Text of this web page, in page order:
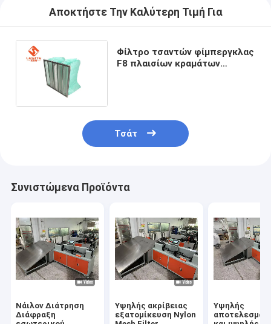
Σπίτι
Προϊόντα
Βίντεο
Αποκτήστε Την Καλύτερη Τιμή Για
Φίλτρο τσαντών φίμπεργκλας
F8 πλαισίων κραμάτων
Τσάτ
Συνιστώμενα Προϊόντα
Νάιλον Διάτρηση
Διάφραξη
Υψηλής ακρίβειας
εξατομίκευση Nylon
Υψηλής